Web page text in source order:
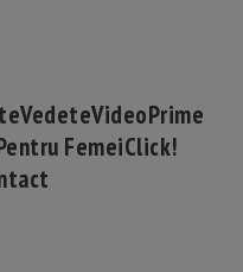
VedeteVideoPrime
FemeiClick!